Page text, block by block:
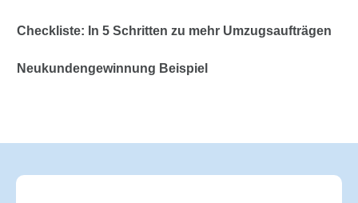
Checkliste: In 5 Schritten zu mehr Umzugsaufträgen
Neukundengewinnung Beispiel